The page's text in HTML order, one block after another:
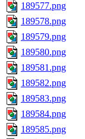
189577.png
189578.png
189579.png
189580.png
189581.png
189582.png
189583.png
189584.png
189585.png